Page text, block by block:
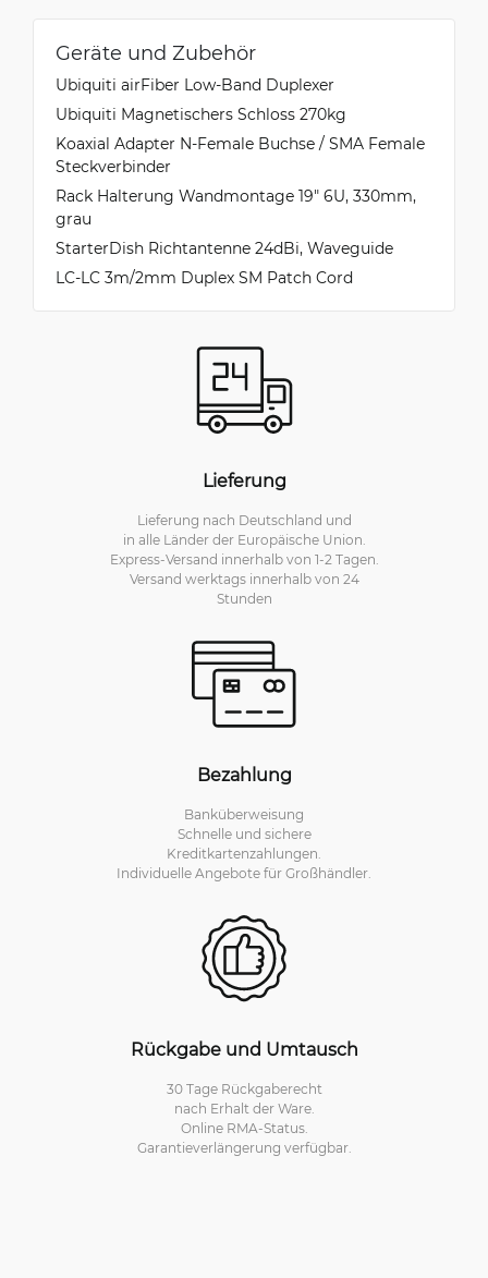
Geräte und Zubehör
Ubiquiti airFiber Low-Band Duplexer
Ubiquiti Magnetischers Schloss 270kg
Koaxial Adapter N-Female Buchse / SMA Female
Steckverbinder
Rack Halterung Wandmontage 19" 6U, 330mm,
grau
StarterDish Richtantenne 24dBi, Waveguide
LC-LC 3m/2mm Duplex SM Patch Cord
Lieferung
Lieferung nach Deutschland und
in alle Länder der Europäische Union.
Express-Versand innerhalb von 1-2 Tagen.
Versand werktags innerhalb von 24
Stunden
Bezahlung
Banküberweisung
Schnelle und sichere
Kreditkartenzahlungen.
Individuelle Angebote für Großhändler.
Rückgabe und Umtausch
30 Tage Rückgaberecht
nach Erhalt der Ware.
Online RMA-Status.
Garantieverlängerung verfügbar.